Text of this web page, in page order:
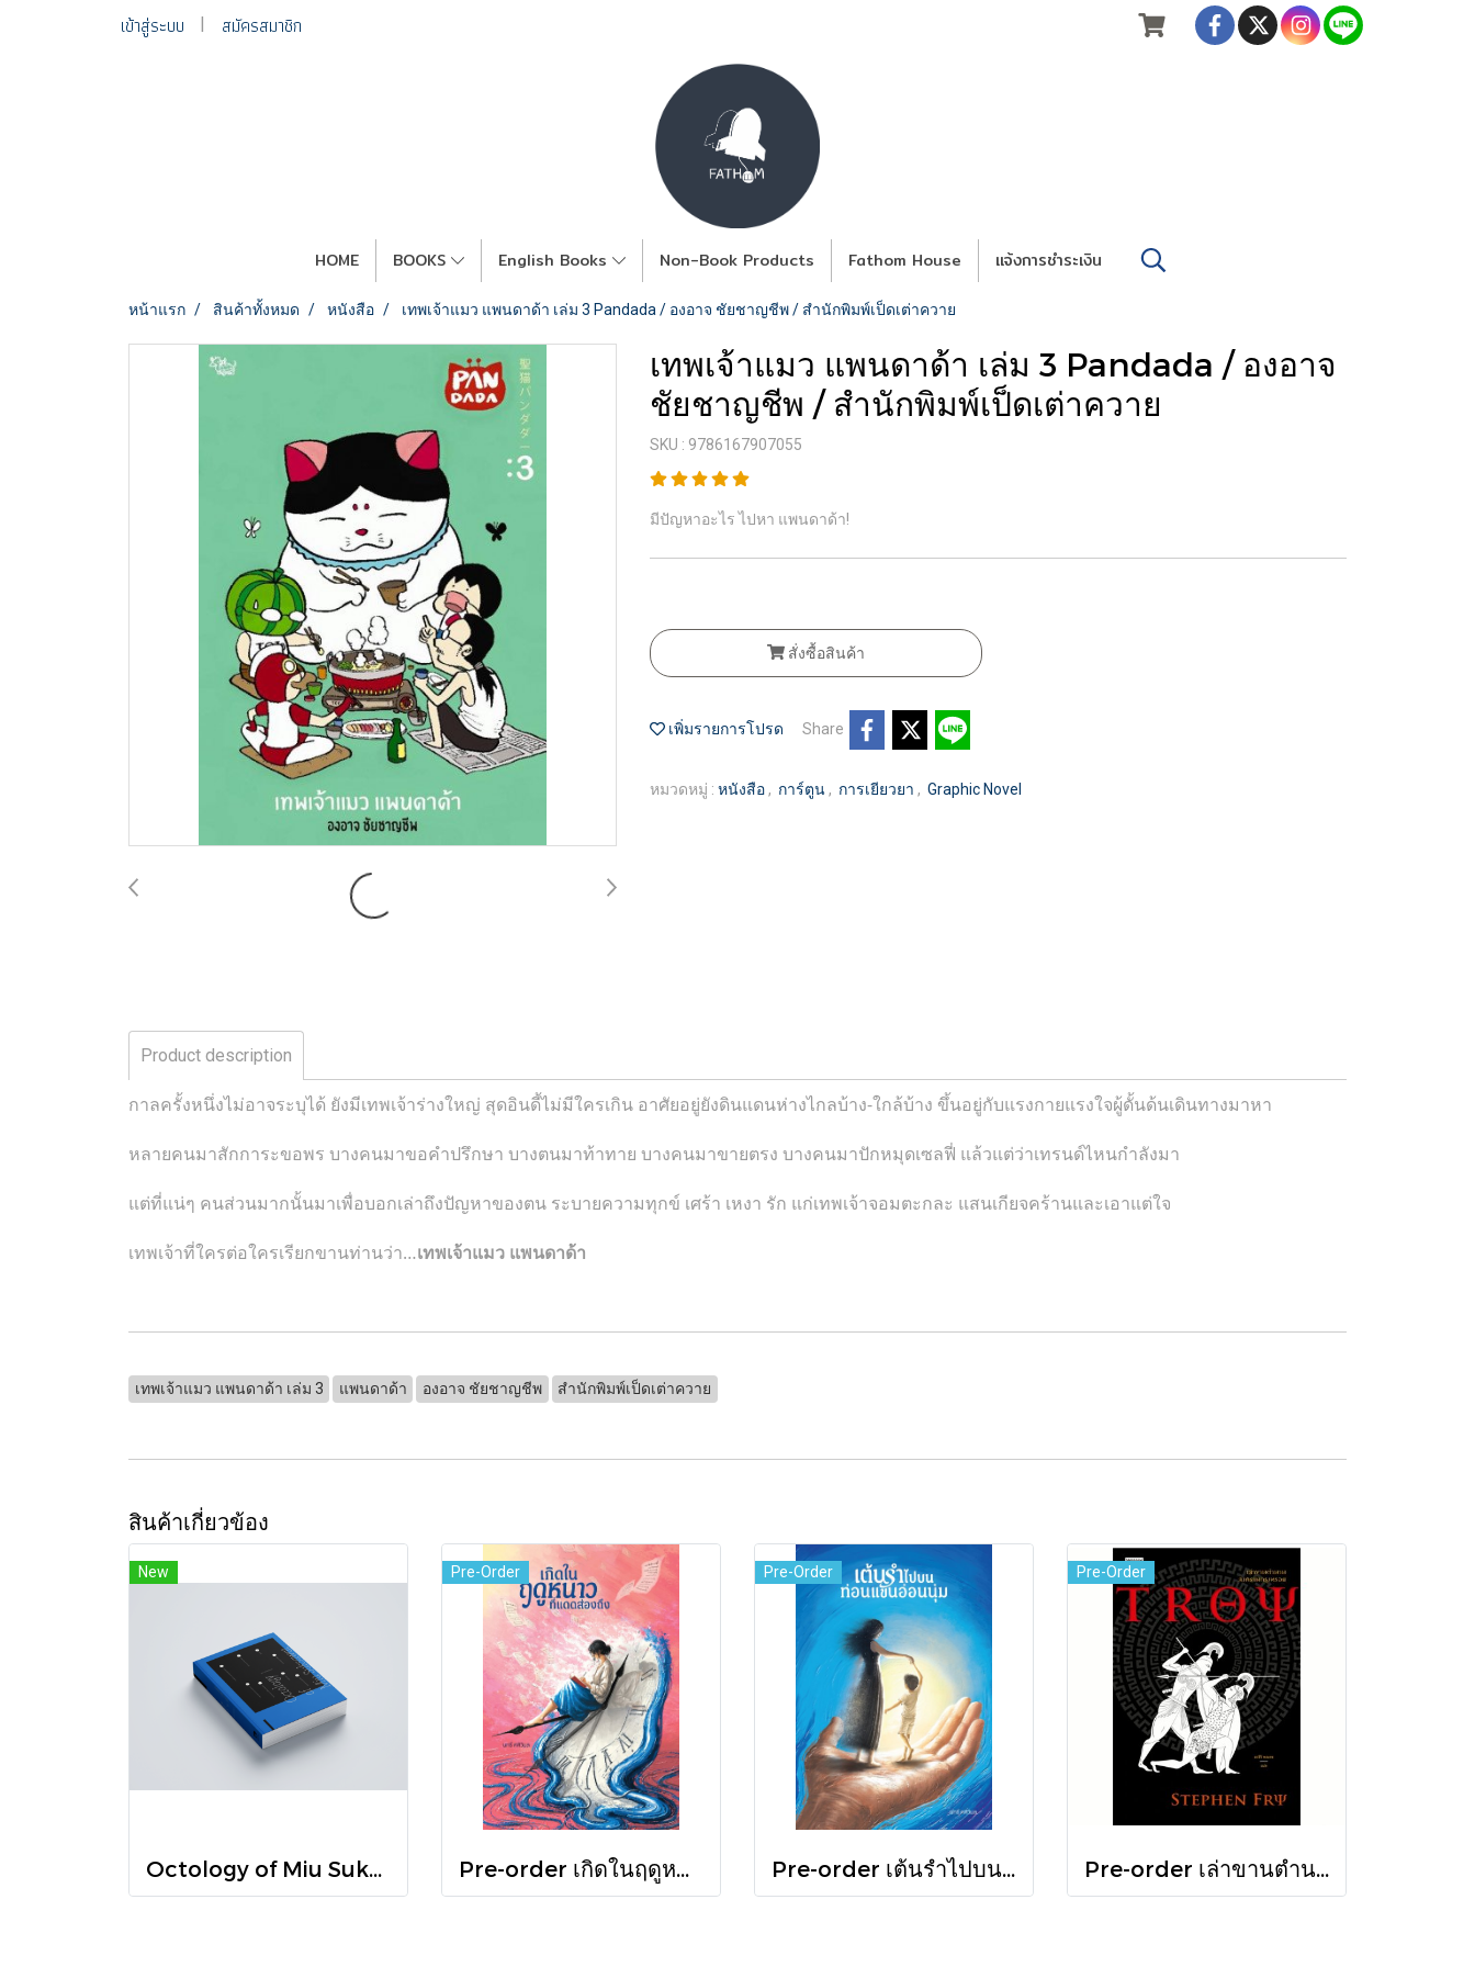
เข้าสู่ระบบ สมัครสมาชิก
HOME BOOKS English Books Non-Book Products Fathom House แจ้งการชำระเงิน
หน้าแรก สินค้าทั้งหมด หนังสือ เทพเจ้าแมว แพนดาด้า เล่ม 3 Pandada / องอาจ ชัยชาญชีพ / สำนักพิมพ์เป็ดเต่าควาย
เทพเจ้าแมว แพนดาด้า เล่ม 3 Pandada / องอาจ
ชัยชาญชีพ / สำนักพิมพ์เป็ดเต่าควาย
SKU : 9786167907055
มีปัญหาอะไร ไปหา แพนดาด้า!
สั่งซื้อสินค้า
เพิ่มรายการโปรด Share
หมวดหมู่ : หนังสือ , การ์ตูน , การเยียวยา , Graphic Novel
Product description
กาลครั้งหนึ่งไม่อาจระบุได้ ยังมีเทพเจ้าร่างใหญ่ สุดอินดี้ไม่มีใครเกิน อาศัยอยู่ยังดินแดนห่างไกลบ้าง-ใกล้บ้าง ขึ้นอยู่กับแรงกายแรงใจผู้ดั้นด้นเดินทางมาหา
หลายคนมาสักการะขอพร บางคนมาขอคำปรึกษา บางตนมาท้าทาย บางคนมาขายตรง บางคนมาปักหมุดเซลฟี่ แล้วแต่ว่าเทรนด์ไหนกำลังมา
แต่ที่แน่ๆ คนส่วนมากนั้นมาเพื่อบอกเล่าถึงปัญหาของตน ระบายความทุกข์ เศร้า เหงา รัก แก่เทพเจ้าจอมตะกละ แสนเกียจคร้านและเอาแต่ใจ
เทพเจ้าที่ใครต่อใครเรียกขานท่านว่า…เทพเจ้าแมว แพนดาด้า
เทพเจ้าแมว แพนดาด้า เล่ม 3 แพนดาด้า องอาจ ชัยชาญชีพ สำนักพิมพ์เป็ดเต่าควาย
สินค้าเกี่ยวข้อง
New
Octology of Miu Suksawat / ภู่มณี ศิริพรไพบูลย์ / สำนักพิมพ์ตำหนัก
Pre-Order
Pre-order เกิดในฤดูหนาวที่แดดส่องถึง / นทธี ศศิวิมล / Pandora Press
Pre-Order
Pre-order เต้นรำไปบนท่อนแขนอ่อนนุ่ม / นทธี ศศิวิมล / Pandora Press
Pre-Order
Pre-order เล่าขานตำนานสงครามกรุงทรอย Troy / Stephen Fry / อรสิริ พลเดช / สารคดี